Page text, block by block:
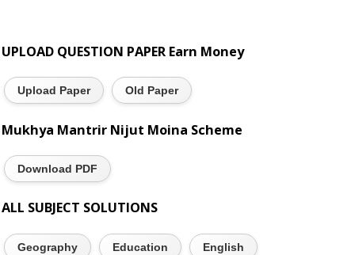
UPLOAD QUESTION PAPER Earn Money
Upload Paper Old Paper
Mukhya Mantrir Nijut Moina Scheme
Download PDF
ALL SUBJECT SOLUTIONS
Geography Education English